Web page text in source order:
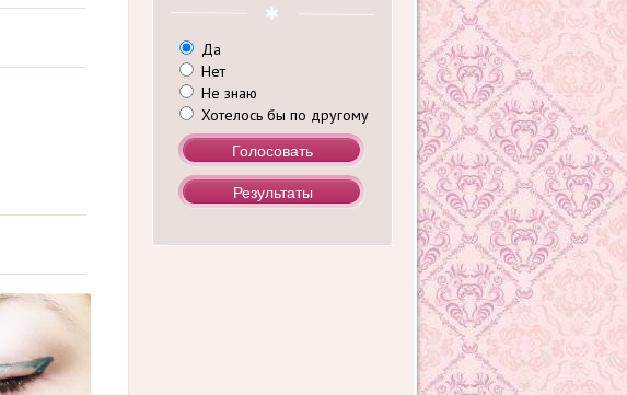
Да
Нет
Не знаю
Хотелось бы по другому